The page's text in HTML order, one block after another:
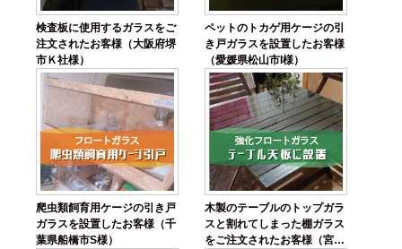
検査板に使用するガラスをご
注文されたお客様（大阪府堺
市Ｋ社様）
ペットのトカゲ用ケージの引
き戸ガラスを設置したお客様
（愛媛県松山市I様）
爬虫類飼育用ケージの引き戸
ガラスを設置したお客様（千
葉県船橋市S様）
木製のテーブルのトップガラ
スと割れてしまった棚ガラス
をご注文されたお客様（宮城